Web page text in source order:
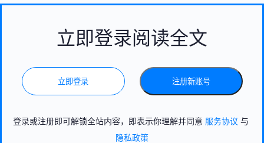
立即登录阅读全文
立即登录 注册新账号
登录或注册即可解锁全站内容，即表示你理解并同意 服务协议 与
隐私政策